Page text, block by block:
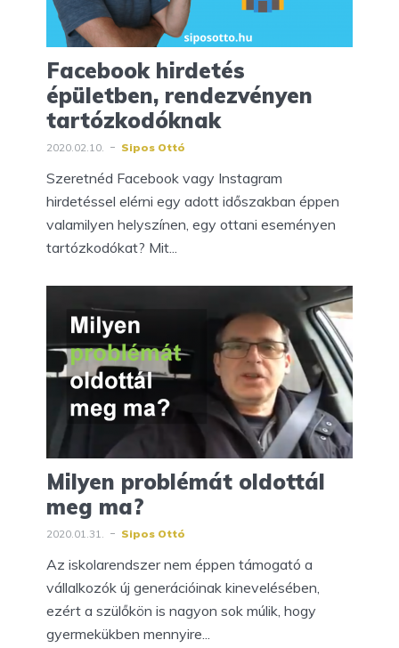
Facebook hirdetés
épületben, rendezvényen
tartózkodóknak
2020.02.10. Sipos Ottó
Szeretnéd Facebook vagy Instagram
hirdetéssel elérni egy adott időszakban éppen
valamilyen helyszínen, egy ottani eseményen
tartózkodókat? Mit...
Milyen problémát oldottál
meg ma?
2020.01.31. Sipos Ottó
Az iskolarendszer nem éppen támogató a
vállalkozók új generációinak kinevelésében,
ezért a szülőkön is nagyon sok múlik, hogy
gyermekükben mennyire...